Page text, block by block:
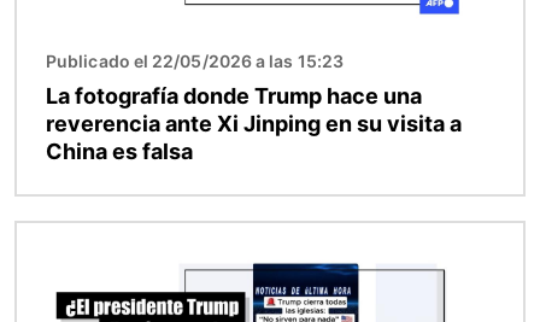
Publicado el 22/05/2026 a las 15:23
La fotografía donde Trump hace una
reverencia ante Xi Jinping en su visita a
China es falsa